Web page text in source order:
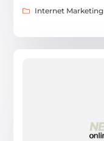
Internet Marketing